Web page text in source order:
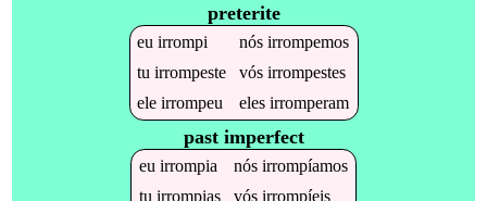
preterite
euirrompi nósirrompemos
tuirrompeste vósirrompestes
eleirrompeu elesirromperam
past imperfect
eu irrompia nós irrompíamos
tu irrompias vós irrompíeis